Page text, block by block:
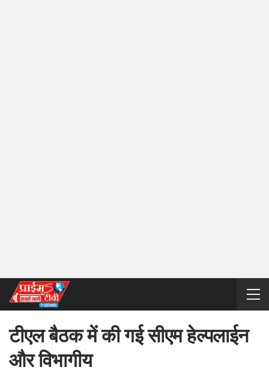
टीएल बैठक में की गई सीएम हेल्पलाईन
और विभागीय